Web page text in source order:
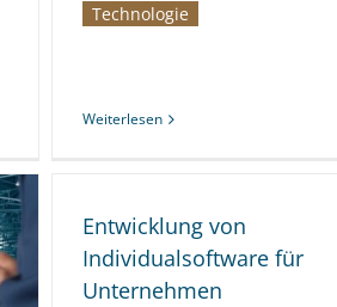
Technologie
Weiterlesen
Entwicklung von
Individualsoftware für
Unternehmen